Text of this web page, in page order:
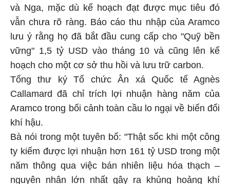
và Nga, mặc dù kế hoạch đạt được mục tiêu đó
vẫn chưa rõ ràng. Báo cáo thu nhập của Aramco
lưu ý rằng họ đã bắt đầu cung cấp cho "Quỹ bền
vững" 1,5 tỷ USD vào tháng 10 và cũng lên kế
hoạch cho một cơ sở thu hồi và lưu trữ carbon.
Tổng thư ký Tổ chức Ân xá Quốc tế Agnès
Callamard đã chỉ trích lợi nhuận hàng năm của
Aramco trong bối cảnh toàn cầu lo ngại về biến đổi
khí hậu.
Bà nói trong một tuyên bố: "Thật sốc khi một công
ty kiếm được lợi nhuận hơn 161 tỷ USD trong một
năm thông qua việc bán nhiên liệu hóa thạch –
nguyên nhân lớn nhất gây ra khủng hoảng khí